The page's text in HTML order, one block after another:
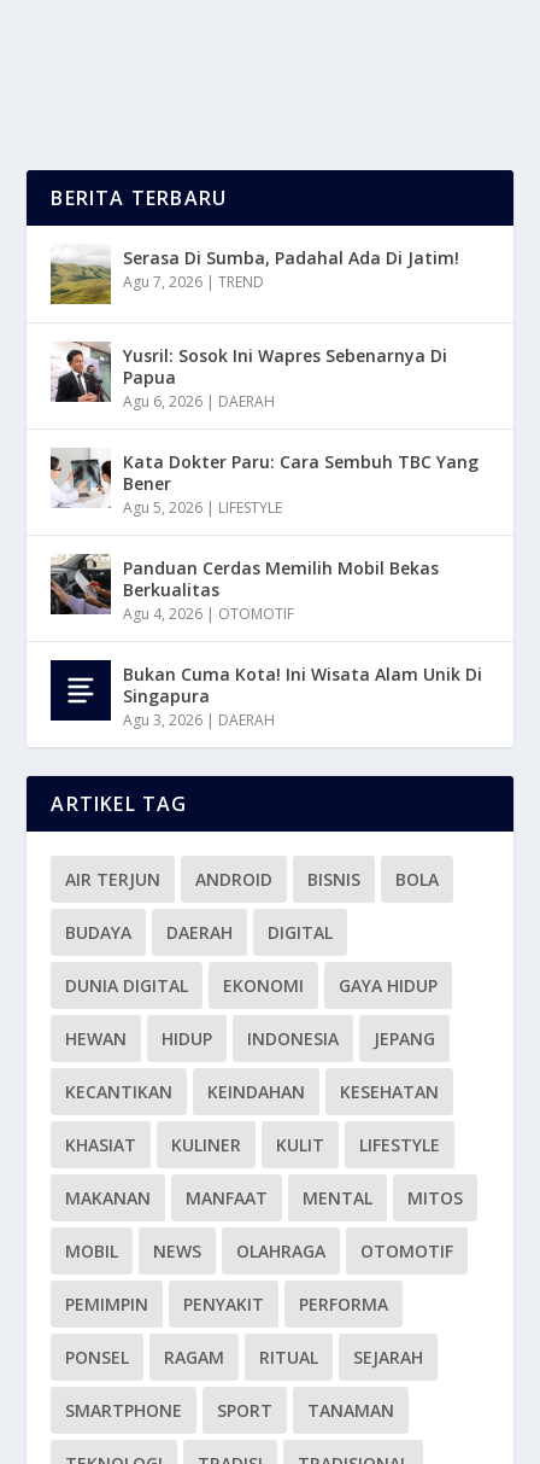
BERITA TERBARU
Serasa Di Sumba, Padahal Ada Di Jatim!
Agu 7, 2026 |TREND
Yusril: Sosok Ini Wapres Sebenarnya Di
Papua
Agu 6, 2026 | DAERAH
Kata Dokter Paru: Cara Sembuh TBC Yang
Bener
Agu 5, 2026 | LIFESTYLE
Panduan Cerdas Memilih Mobil Bekas
Berkualitas
Agu 4, 2026 | OTOMOTIF
Bukan Cuma Kota! Ini Wisata Alam Unik Di
Singapura
Agu 3, 2026 | DAERAH
ARTIKEL TAG
AIR TERJUN ANDROID BISNIS BOLA
BUDAYA DAERAH DIGITAL
DUNIA DIGITAL EKONOMI GAYA HIDUP
HEWAN HIDUP INDONESIA JEPANG
KECANTIKAN KEINDAHAN KESEHATAN
KHASIAT KULINER KULIT LIFESTYLE
MAKANAN MANFAAT MENTAL MITOS
MOBIL NEWS OLAHRAGA OTOMOTIF
PEMIMPIN PENYAKIT PERFORMA
PONSEL RAGAM RITUAL SEJARAH
SMARTPHONE SPORT TANAMAN